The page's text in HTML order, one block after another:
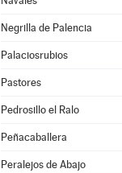
Negrilla de Palencia
Palaciosrubios
Pastores
Pedrosillo el Ralo
Peñacaballera
Peralejos de Abajo